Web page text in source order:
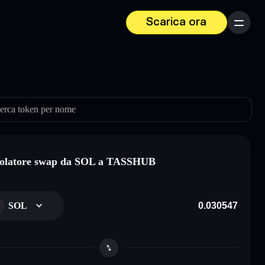
Scarica ora
Menu
token per nome
swap da SOL a TASSHUB
SOL